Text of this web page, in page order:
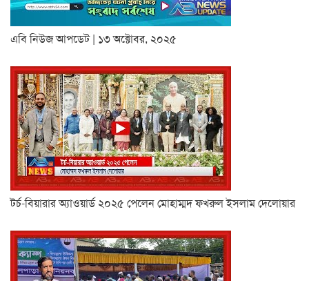
এবি নিউজ আপডেট | ১৩ অক্টোবর, ২০২৫
টর্চ-বিয়ারার অ্যাওয়ার্ড ২০২৫ পেলেন মোহাম্মদ ফখরুল ইসলাম দেলোয়ার